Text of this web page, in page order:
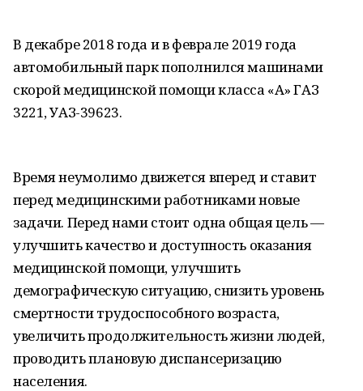
В декабре 2018 года и в феврале 2019 года
автомобильный парк пополнился машинами
скорой медицинской помощи класса «А» ГАЗ
3221, УАЗ-39623.
Время неумолимо движется вперед и ставит
перед медицинскими работниками новые
задачи. Перед нами стоит одна общая цель —
улучшить качество и доступность оказания
медицинской помощи, улучшить
демографическую ситуацию, снизить уровень
смертности трудоспособного возраста,
увеличить продолжительность жизни людей,
проводить плановую диспансеризацию
населения.